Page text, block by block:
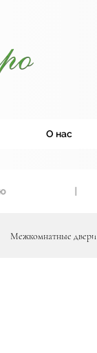
О нас
Межкомнатные двери